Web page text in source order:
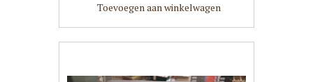
Toevoegen aan winkelwagen